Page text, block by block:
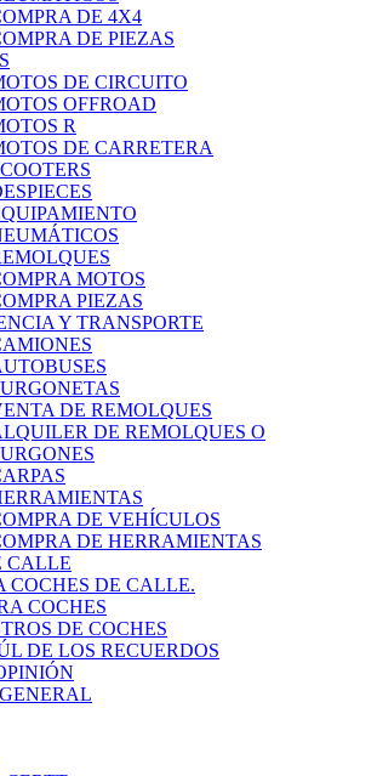
DE 4X4
DE PIEZAS
DE CIRCUITO
OFFROAD
R
DE CARRETERA
MOTOS
PIEZAS
Y TRANSPORTE
DE REMOLQUES
DE REMOLQUES O
DE VEHÍCULOS
DE HERRAMIENTAS
CALLE
COCHES DE CALLE.
COCHES
DE COCHES
DE LOS RECUERDOS